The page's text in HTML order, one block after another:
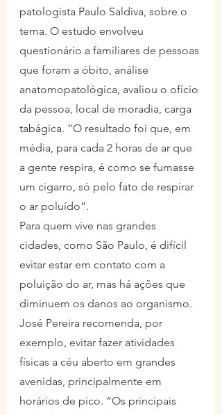
patologista Paulo Saldiva, sobre o
tema. O estudo envolveu
questionário a familiares de pessoas
que foram a óbito, análise
anatomopatológica, avaliou o ofício
da pessoa, local de moradia, carga
tabágica. “O resultado foi que, em
média, para cada 2 horas de ar que
a gente respira, é como se fumasse
um cigarro, só pelo fato de respirar
o ar poluído”.
Para quem vive nas grandes
cidades, como São Paulo, é difícil
evitar estar em contato com a
poluição do ar, mas há ações que
diminuem os danos ao organismo.
José Pereira recomenda, por
exemplo, evitar fazer atividades
físicas a céu aberto em grandes
avenidas, principalmente em
horários de pico. “Os principais